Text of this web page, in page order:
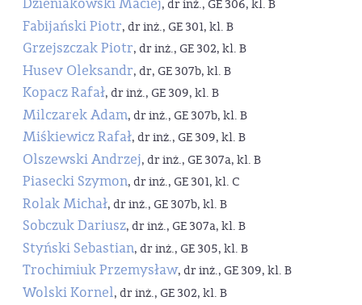
Dzieniakowski Maciej, dr inż., GE 306, kl. B
Fabijański Piotr, dr inż., GE 301, kl. B
Grzejszczak Piotr, dr inż., GE 302, kl. B
Husev Oleksandr, dr, GE 307b, kl. B
Kopacz Rafał, dr inż., GE 309, kl. B
Milczarek Adam, dr inż., GE 307b, kl. B
Miśkiewicz Rafał, dr inż., GE 309, kl. B
Olszewski Andrzej, dr inż., GE 307a, kl. B
Piasecki Szymon, dr inż., GE 301, kl. C
Rolak Michał, dr inż., GE 307b, kl. B
Sobczuk Dariusz, dr inż., GE 307a, kl. B
Styński Sebastian, dr inż., GE 305, kl. B
Trochimiuk Przemysław, dr inż., GE 309, kl. B
Wolski Kornel, dr inż., GE 302, kl. B